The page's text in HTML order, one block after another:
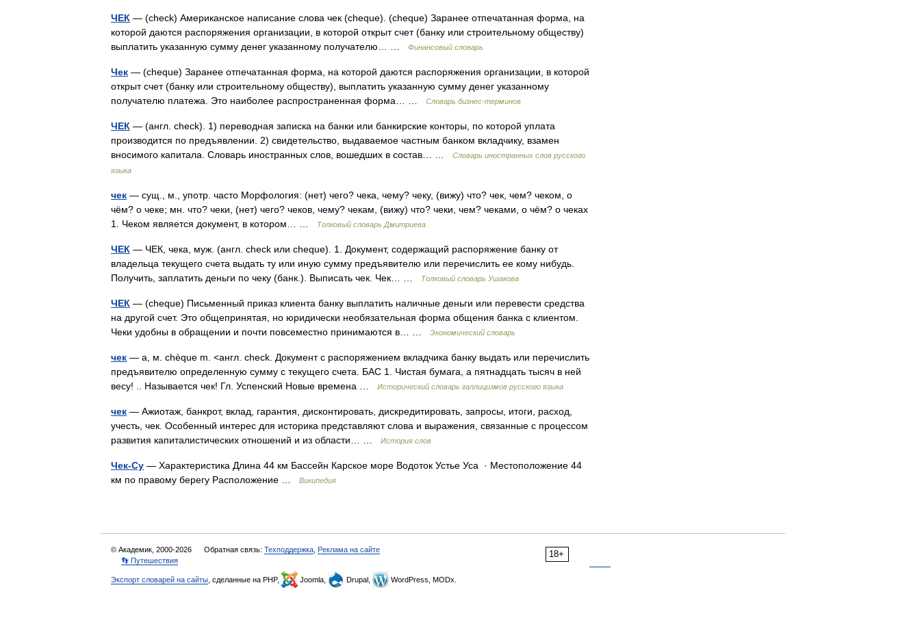
ЧЕК — (check) Американское написание слова чек (cheque). (cheque) Заранее отпечатанная форма, на
которой даются распоряжения организации, в которой открыт счет (банку или строительному обществу)
выплатить указанную сумму денег указанному получателю… …
Финансовый словарь
Чек — (cheque) Заранее отпечатанная форма, на которой даются распоряжения организации, в которой
открыт счет (банку или строительному обществу), выплатить указанную сумму денег указанному
получателю платежа. Это наиболее распространенная форма… …
Словарь бизнес-терминов
ЧЕК — (англ. check). 1) переводная записка на банки или банкирские конторы, по которой уплата
производится по предъявлении. 2) свидетельство, выдаваемое частным банком вкладчику, взамен
вносимого капитала. Словарь иностранных слов, вошедших в состав… …
Словарь иностранных слов русского
языка
чек — сущ., м., употр. часто Морфология: (нет) чего? чека, чему? чеку, (вижу) что? чек, чем? чеком, о
чём? о чеке; мн. что? чеки, (нет) чего? чеков, чему? чекам, (вижу) что? чеки, чем? чеками, о чём? о чеках
1. Чеком является документ, в котором… …
Толковый словарь Дмитриева
ЧЕК — ЧЕК, чека, муж. (англ. check или cheque). 1. Документ, содержащий распоряжение банку от
владельца текущего счета выдать ту или иную сумму предъявителю или перечислить ее кому нибудь.
Получить, заплатить деньги по чеку (банк.). Выписать чек. Чек… …
Толковый словарь Ушакова
ЧЕК — (cheque) Письменный приказ клиента банку выплатить наличные деньги или перевести средства
на другой счет. Это общепринятая, но юридически необязательная форма общения банка с клиентом.
Чеки удобны в обращении и почти повсеместно принимаются в… …
Экономический словарь
чек — а, м. chèque m. <англ. check. Документ с распоряжением вкладчика банку выдать или перечислить
предъявителю определенную сумму с текущего счета. БАС 1. Чистая бумага, а пятнадцать тысяч в ней
весу! .. Называется чек! Гл. Успенский Новые времена …
Исторический словарь галлицизмов русского языка
чек — Ажиотаж, банкрот, вклад, гарантия, дисконтировать, дискредитировать, запросы, итоги, расход,
учесть, чек. Особенный интерес для историка представляют слова и выражения, связанные с процессом
развития капиталистических отношений и из области… …
История слов
Чек-Су — Характеристика Длина 44 км Бассейн Карское море Водоток Устье Уса · Местоположение 44
км по правому берегу Расположение …
Википедия
18+
© Академик, 2000-2026 Обратная связь: Техподдержка Реклама на сайте
👣 Путешествия
Экспорт словарей на сайты , сделанные на PHP, Joomla, Drupal, WordPress, MODx.